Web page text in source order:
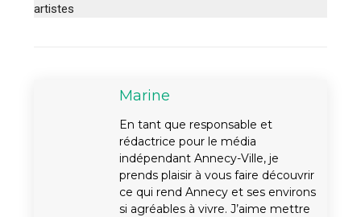
artistes
Marine
En tant que responsable et
rédactrice pour le média
indépendant Annecy-Ville, je
prends plaisir à vous faire découvrir
ce qui rend Annecy et ses environs
si agréables à vivre. J’aime mettre